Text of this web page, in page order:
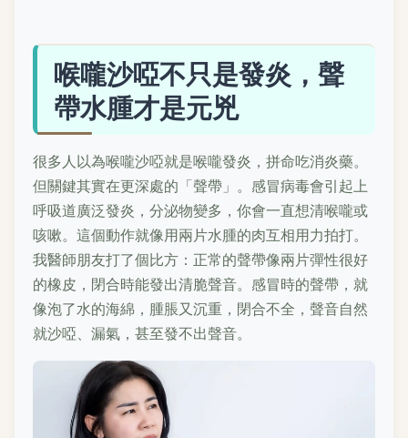
喉嚨沙啞不只是發炎，聲
帶水腫才是元兇
很多人以為喉嚨沙啞就是喉嚨發炎，拼命吃消炎藥。
但關鍵其實在更深處的「聲帶」。感冒病毒會引起上
呼吸道廣泛發炎，分泌物變多，你會一直想清喉嚨或
咳嗽。這個動作就像用兩片水腫的肉互相用力拍打。
我醫師朋友打了個比方：正常的聲帶像兩片彈性很好
的橡皮，閉合時能發出清脆聲音。感冒時的聲帶，就
像泡了水的海綿，腫脹又沉重，閉合不全，聲音自然
就沙啞、漏氣，甚至發不出聲音。